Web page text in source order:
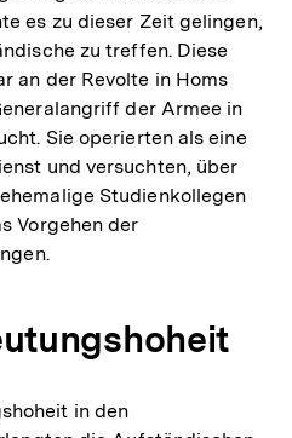
es zu dieser Zeit gelingen,
zu treffen. Diese
an der Revolte in Homs
der Armee in
Sie operierten als eine
und versuchten, über
Studienkollegen
Vorgehen der
in den